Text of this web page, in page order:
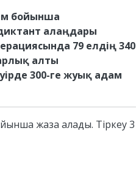
бойынша
алаңдары
79 елдің 340
алты
300-ге жуық адам
жаза алады. Тіркеу 3